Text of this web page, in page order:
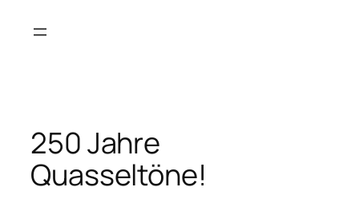
Inhalt
250 Jahre
Quasseltöne!